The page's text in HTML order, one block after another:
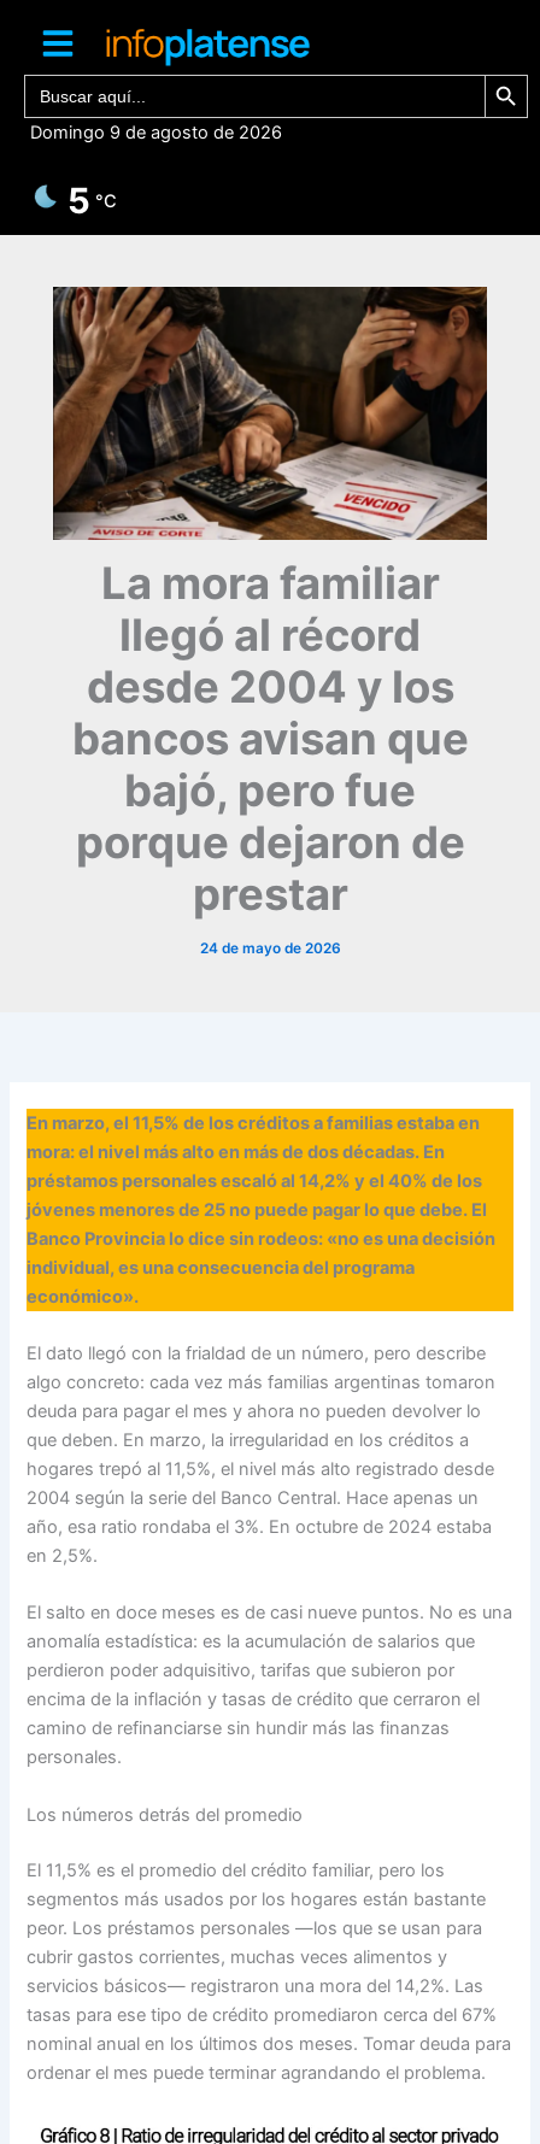
contenido
Buscar: Botón de
Domingo 9 de agosto de 2026
5 °C
La mora familiar
llegó al récord
desde 2004 y los
bancos avisan que
bajó, pero fue
porque dejaron de
prestar
24 de mayo de 2026
En marzo, el 11,5% de los créditos a familias estaba en
mora: el nivel más alto en más de dos décadas. En
préstamos personales escaló al 14,2% y el 40% de los
jóvenes menores de 25 no puede pagar lo que debe. El
Banco Provincia lo dice sin rodeos: «no es una decisión
individual, es una consecuencia del programa
económico».
El dato llegó con la frialdad de un número, pero describe
algo concreto: cada vez más familias argentinas tomaron
deuda para pagar el mes y ahora no pueden devolver lo
que deben. En marzo, la irregularidad en los créditos a
hogares trepó al 11,5%, el nivel más alto registrado desde
2004 según la serie del Banco Central. Hace apenas un
año, esa ratio rondaba el 3%. En octubre de 2024 estaba
en 2,5%.
El salto en doce meses es de casi nueve puntos. No es una
anomalía estadística: es la acumulación de salarios que
perdieron poder adquisitivo, tarifas que subieron por
encima de la inflación y tasas de crédito que cerraron el
camino de refinanciarse sin hundir más las finanzas
personales.
Los números detrás del promedio
El 11,5% es el promedio del crédito familiar, pero los
segmentos más usados por los hogares están bastante
peor. Los préstamos personales —los que se usan para
cubrir gastos corrientes, muchas veces alimentos y
servicios básicos— registraron una mora del 14,2%. Las
tasas para ese tipo de crédito promediaron cerca del 67%
nominal anual en los últimos dos meses. Tomar deuda para
ordenar el mes puede terminar agrandando el problema.